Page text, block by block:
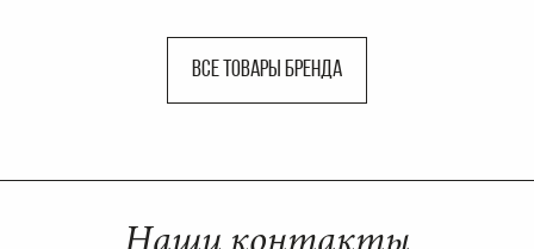
ВСЕ ТОВАРЫ БРЕНДА